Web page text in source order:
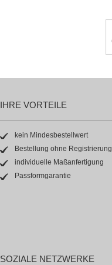
IHRE VORTEILE
kein Mindesbestellwert
Bestellung ohne Registrierung
individuelle Maßanfertigung
Passformgarantie
SOZIALE NETZWERKE